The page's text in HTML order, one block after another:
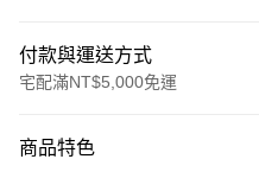
付款與運送方式
宅配滿NT$5,000免運
信用卡一次付款
商品特色